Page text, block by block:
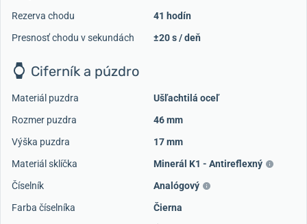
Rezerva chodu
41 hodín
Presnosť chodu v sekundách
±20 s / deň
Ciferník a púzdro
Materiál puzdra
Ušľachtilá oceľ
Rozmer puzdra
46 mm
Výška puzdra
17 mm
Materiál sklíčka
Minerál K1 - Antireflexný
Číselník
Analógový
Farba číselníka
Čierna